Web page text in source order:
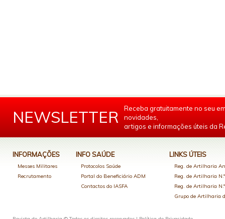
NEWSLETTER
Receba gratuitamente no seu
novidades,
artigos e informações úteis da
INFORMAÇÕES
Messes Militares
Recrutamento
INFO SAÚDE
Protocolos Saúde
Portal do Beneficiário ADM
Contactos do IASFA
LINKS ÚTEIS
Reg. de Artilharia
Reg. de Artilharia
Reg. de Artilharia
Grupo de Artilharia